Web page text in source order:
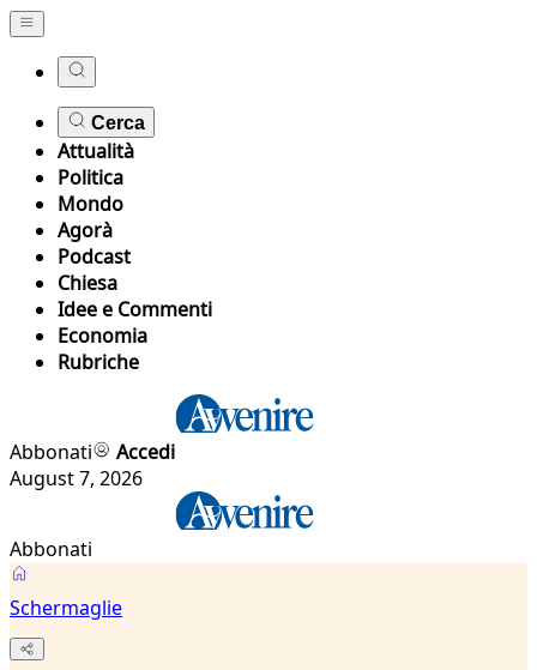
Cerca
Attualità
Politica
Mondo
Agorà
Podcast
Chiesa
Idee e Commenti
Economia
Rubriche
Abbonati
Accedi
August 7, 2026
Abbonati
Schermaglie